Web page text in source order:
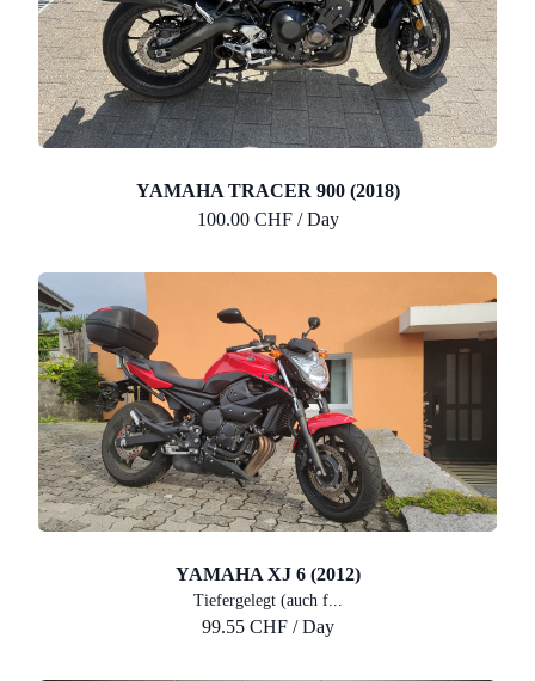
YAMAHA TRACER 900 (2018)
100.00 CHF / Day
YAMAHA XJ 6 (2012)
Tiefergelegt (auch f...
99.55 CHF / Day